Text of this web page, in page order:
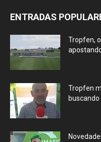
ENTRADAS
Tropfen,
Tropfen